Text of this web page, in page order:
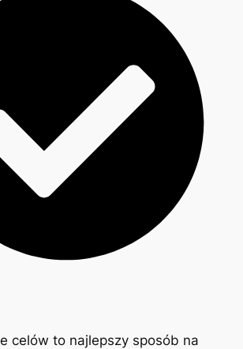
celów to najlepszy sposób na